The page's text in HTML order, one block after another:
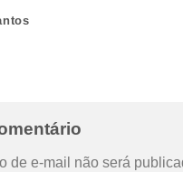
de e-mail não será